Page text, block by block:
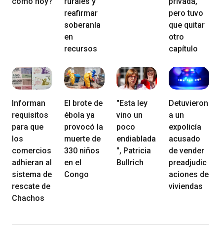
reafirmar
soberanía
en
recursos
pero tuvo
que quitar
otro
capítulo
Informan
requisitos
para que
los
comercios
adhieran al
sistema de
rescate de
Chachos
El brote de
ébola ya
provocó la
muerte de
330 niños
en el
Congo
"Esta ley
vino un
poco
endiablada
", Patricia
Bullrich
Detuvieron
a un
expolicía
acusado
de vender
preadjudic
aciones de
viviendas